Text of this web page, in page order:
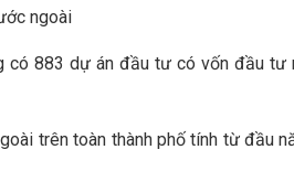
ngoài
có 883 dự án đầu tư có vốn đầu
trên toàn thành phố tính từ đầu